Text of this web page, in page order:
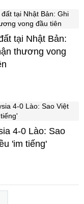
tại Nhật Bản:
thương vong
4-0 Lào: Sao
'im tiếng'